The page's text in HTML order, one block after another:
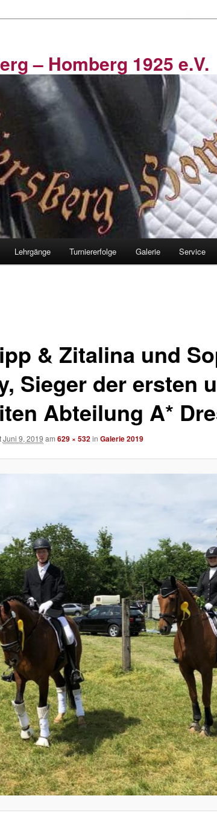
– Homberg 1925 e.V.
Lehrgänge Turniererfolge Galerie Service
& Zitalina und
Sieger der ersten
Abteilung A*
Juni 9, 2019 am 629 × 532in Galerie 2019